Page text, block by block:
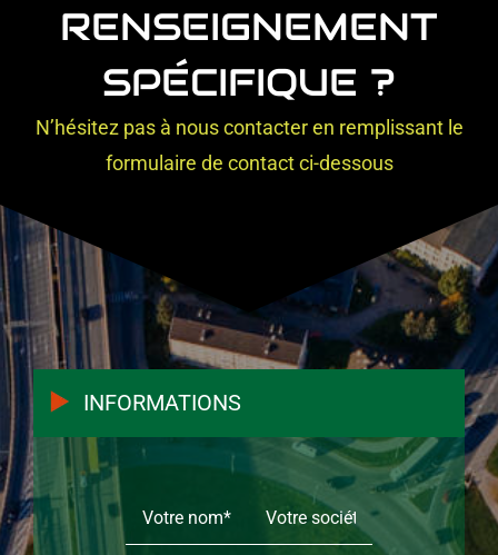
RENSEIGNEMENT
SPÉCIFIQUE ?
N’hésitez pas à nous contacter en remplissant le
formulaire de contact ci-dessous
INFORMATIONS